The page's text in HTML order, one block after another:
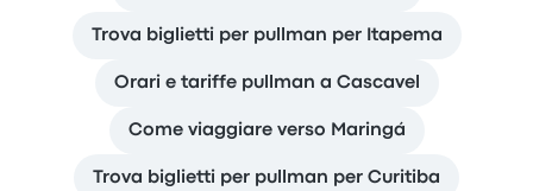
Trova biglietti per pullman per Itapema
Orari e tariffe pullman a Cascavel
Come viaggiare verso Maringá
Trova biglietti per pullman per Curitiba